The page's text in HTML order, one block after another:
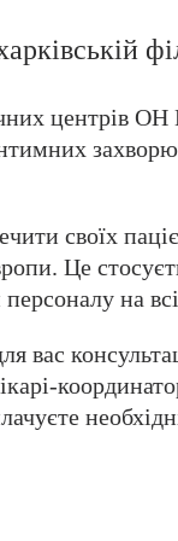
центрів ОН
своїх
Це
персоналу на
вас